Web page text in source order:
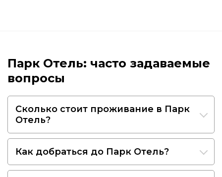
Парк Отель: часто задаваемые
вопросы
Сколько стоит проживание в Парк
Отель?
Как добраться до Парк Отель?